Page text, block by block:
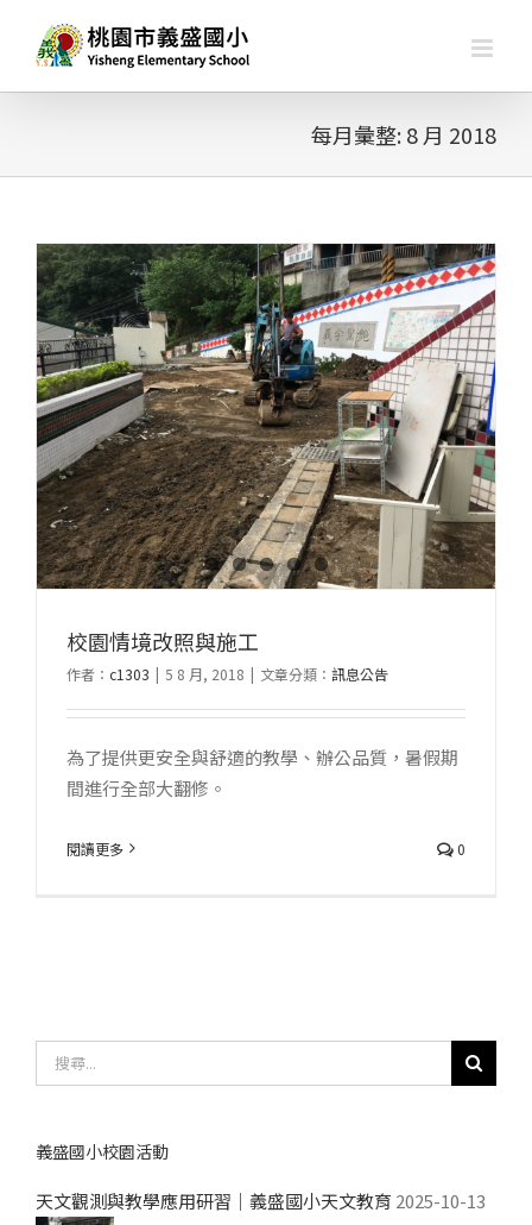
每月彙整:8 月 2018
校園情境改照與施工
作者： c1303 | 5 8 月, 2018 | 文章分類： 訊息公告
為了提供更安全與舒適的教學、辦公品質，暑假期
間進行全部大翻修。
閱讀更多 0
尋
果：
義盛國小校園活動
天文觀測與教學應用研習｜義盛國小天文教育 2025-10-13